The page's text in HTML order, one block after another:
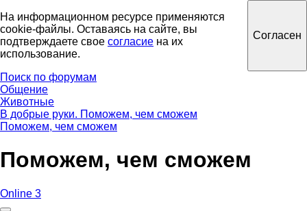
На информационном ресурсе применяются
cookie-файлы. Оставаясь на сайте, вы
подтверждаете свое согласие на их
использование.
Согласен
Поиск по форумам
Общение
Животные
В добрые руки. Поможем, чем сможем
Поможем, чем сможем
Поможем, чем сможем
Online 3